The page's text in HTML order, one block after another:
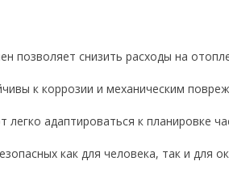
позволяет снизить расходы на
к коррозии и механическим
адаптироваться к планировке
как для человека, так и для